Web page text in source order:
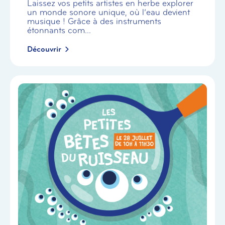
Laissez vos petits artistes en herbe explorer
un monde sonore unique, où l’eau devient
musique ! Grâce à des instruments
étonnants com...
Découvrir